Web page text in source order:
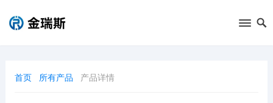
首页 所有产品 产品详情